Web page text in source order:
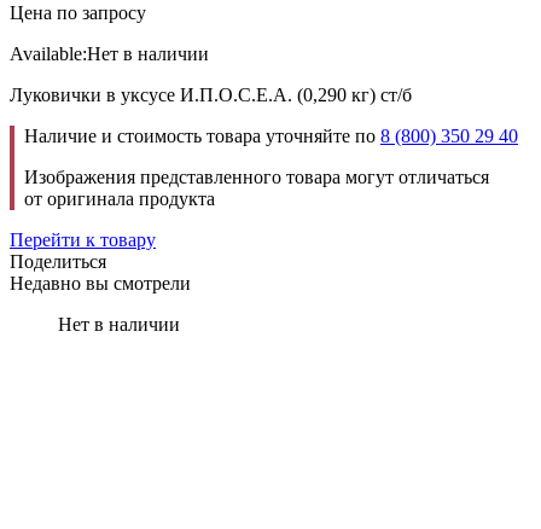
Цена по запросу
Available:Нет в наличии
Луковички в уксусе И.П.О.С.Е.А. (0,290 кг) ст/б
Наличие и стоимость товара уточняйте по 8 (800) 350 29 40
Изображения представленного товара могут отличаться
от оригинала продукта
Перейти к товару
Поделиться
Недавно вы смотрели
Нет в наличии